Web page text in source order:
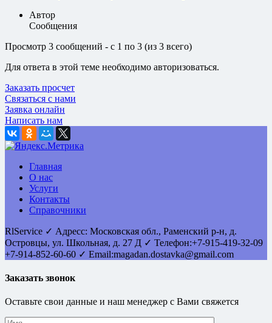
Автор
Сообщения
Просмотр 3 сообщений - с 1 по 3 (из 3 всего)
Для ответа в этой теме необходимо авторизоваться.
Заказать просчет
Связаться с нами
Заявка онлайн
Написать нам
Главная
О нас
Услуги
Контакты
Справочники
RlService ✓ Адресс: Московская обл., Раменский р-н, д.
Островцы, ул. Школьная, д. 27 Д ✓ Телефон:+7-915-419-32-09
+7-914-852-60-60 ✓ Email:magadan.dostavka@gmail.com
Заказать звонок
Оставьте свои данные и наш менеджер с Вами свяжется